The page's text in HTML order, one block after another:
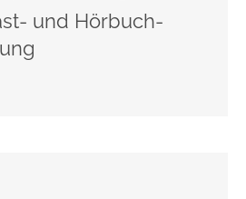
und Hörbuch-